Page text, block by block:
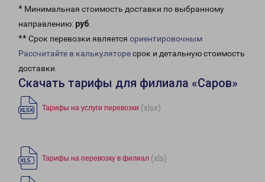
* Минимальная стоимость доставки по выбранному
направлению: руб.
** Срок перевозки является ориентировочным
Рассчитайте в калькуляторесрок и детальную стоимость
доставки.
Скачать тарифы для филиала «Саров»
Тарифы на услуги перевозки (xlsx)
Тарифы на перевозку в филиал (xls)